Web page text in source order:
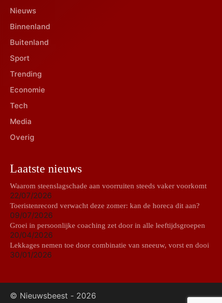
Nieuws
Binnenland
Buitenland
Sport
Trending
Economie
Tech
Media
Overig
Laatste nieuws
Waarom steenslagschade aan voorruiten steeds vaker voorkomt
22/07/2026
Toeristenrecord verwacht deze zomer: kan de horeca dit aan?
09/07/2026
Groei in persoonlijke coaching zet door in alle leeftijdsgroepen
20/04/2026
Lekkages nemen toe door combinatie van sneeuw, vorst en dooi
30/01/2026
© Nieuwsbeest - 2026